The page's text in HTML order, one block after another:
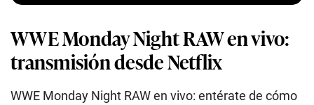
WWE Monday Night RAW en vivo:
transmisión desde Netflix
WWE Monday Night RAW en vivo: entérate de cómo